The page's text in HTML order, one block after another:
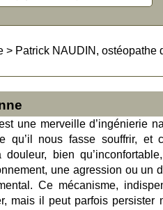
> Patrick NAUDIN, ostéopathe
une merveille d’ingénierie
qu’il nous fasse souffrir, et
bien
une agression ou un
Ce mécanisme,
mais il peut parfois persister